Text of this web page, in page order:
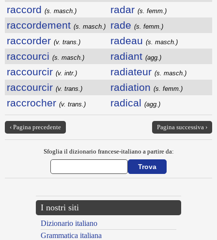
raccord (s. masch.) radar (s. femm.)
raccordement (s. masch.) rade (s. femm.)
raccorder (v. trans.) radeau (s. masch.)
raccourci (s. masch.) radiant (agg.)
raccourcir (v. intr.) radiateur (s. masch.)
raccourcir (v. trans.) radiation (s. femm.)
raccrocher (v. trans.) radical (agg.)
‹ Pagina precedente Pagina successiva ›
Sfoglia il dizionario francese-italiano a partire da:
I nostri siti
Dizionario italiano
Grammatica italiana